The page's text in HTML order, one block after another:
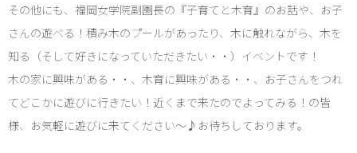
その他にも、福岡女学院副園長の『子育てと木育』のお話や、お子
さんの遊べる！積み木のプールがあったり、木に触れながら、木を
知る（そして好きになっていただきたい・・）イベントです！
木の家に興味がある・・、木育に興味がある・・、お子さんをつれ
てどこかに遊びに行きたい！近くまで来たのでよってみる！の皆
様、お気軽に遊びに来てください～♪お待ちしております。